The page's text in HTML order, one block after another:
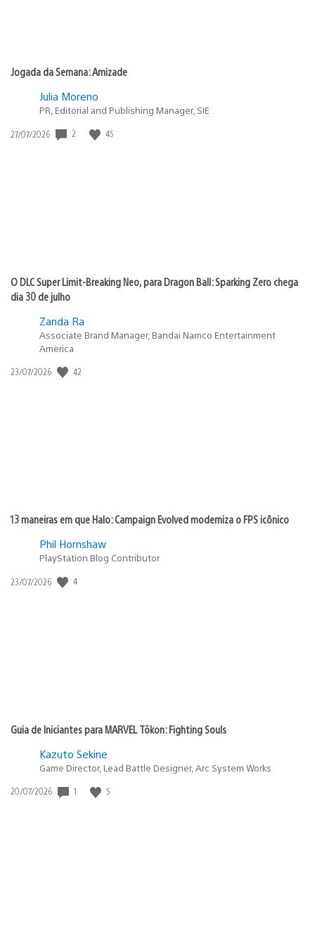
Jogada da Semana: Amizade
Julia Moreno
PR, Editorial and Publishing Manager, SIE
Data
27/07/2026 2 45
O DLC Super Limit-Breaking Neo, para Dragon Ball: Sparking Zero chega
dia 30 de julho
Zanda Ra
Associate Brand Manager, Bandai Namco Entertainment
America
Data
23/07/2026 42
13 maneiras em que Halo: Campaign Evolved moderniza o FPS icônico
Phil Hornshaw
PlayStation Blog Contributor
Data
23/07/2026 4
Guia de Iniciantes para MARVEL Tōkon: Fighting Souls
Kazuto Sekine
Game Director, Lead Battle Designer, Arc System Works
Data
20/07/2026 1 5